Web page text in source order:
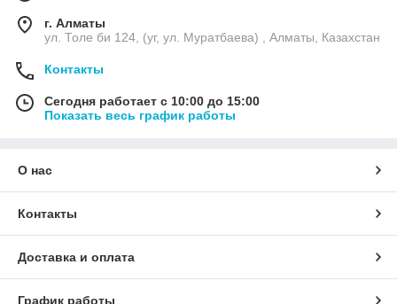
г. Алматы
ул. Толе би 124, (уг, ул. Муратбаева) , Алматы, Казахстан
Контакты
Сегодня работает с 10:00 до 15:00
Показать весь график работы
О нас
Контакты
Доставка и оплата
График работы